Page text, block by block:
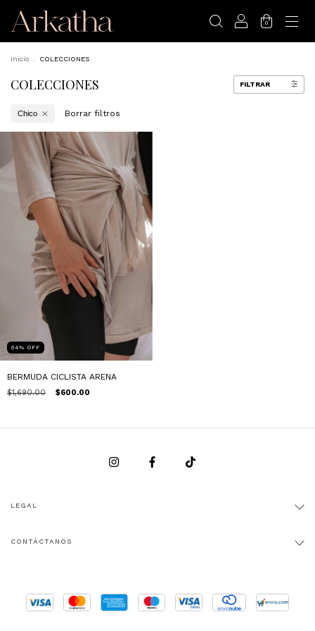
0
Inicio COLECCIONES
COLECCIONES FILTRAR
Chico Borrar filtros
64% OFF
BERMUDA CICLISTA ARENA
$1,690.00 $600.00
LEGAL
CONTÁCTANOS